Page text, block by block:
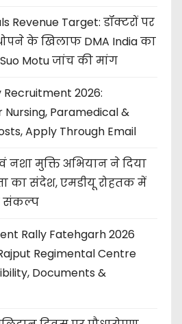
Revenue Target: डॉक्टरों पर
के खिलाफ DMA India का
Motu जांच की मांग
2026:
Paramedical &
Apply Through Email
नशा मुक्ति अभियान ने दिया
का संदेश, एमडीयू रोहतक में
संकल्प
Rally Fatehgarh 2026
Regimental Centre
Documents &